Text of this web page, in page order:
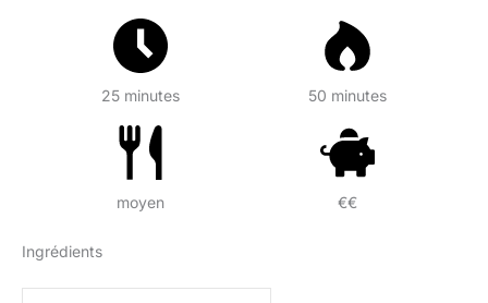
25 minutes 50 minutes
moyen €€
Ingrédients